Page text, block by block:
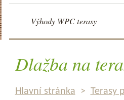
Výhody WPC terasy
Dlažba na
Hlavní stránka > Terasy